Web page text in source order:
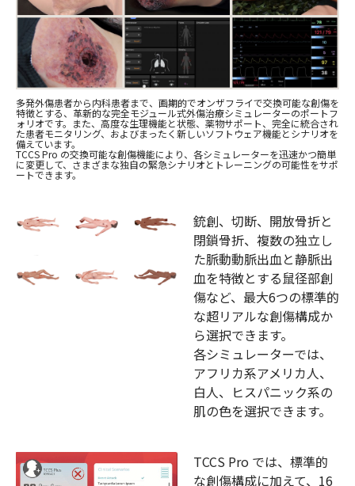
多発外傷患者から内科患者まで、画期的でオンザフライで交換可能な創傷を
特徴とする、革新的な完全モジュール式外傷治療シミュレーターのポートフ
ォリオです。また、高度な生理機能と状態、薬物サポート、完全に統合され
た患者モニタリング、およびまったく新しいソフトウェア機能とシナリオを
備えています。
TCCS Pro の交換可能な創傷機能により、各シミュレーターを迅速かつ簡単
に変更して、さまざまな独自の緊急シナリオとトレーニングの可能性をサポ
ートできます。
銃創、切断、開放骨折と
閉鎖骨折、複数の独立し
た脈動動脈出血と静脈出
血を特徴とする鼠径部創
傷など、最大6つの標準的
な超リアルな創傷構成か
ら選択できます。
各シミュレーターでは、
アフリカ系アメリカ人、
白人、ヒスパニック系の
肌の色を選択できます。
TCCS Pro では、標準的
な創傷構成に加えて、16